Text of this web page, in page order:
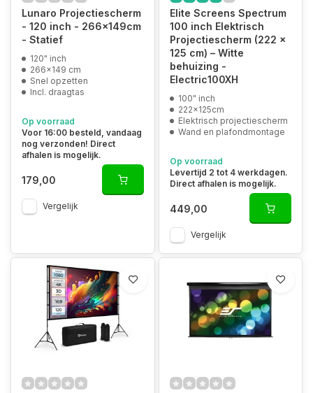
Lunaro Projectiescherm
- 120 inch - 266x149cm
- Statief
120" inch
266x149 cm
Snel opzetten
Incl. draagtas
Op voorraad
Voor 16:00 besteld, vandaag
nog verzonden! Direct
afhalen is mogelijk.
179,00
Vergelijk
Elite Screens Spectrum
100 inch Elektrisch
Projectiescherm (222 x
125 cm) – Witte
behuizing -
Electric100XH
100" inch
222x125cm
Elektrisch projectiescherm
Wand en plafondmontage
Op voorraad
Levertijd 2 tot 4 werkdagen.
Direct afhalen is mogelijk.
449,00
Vergelijk